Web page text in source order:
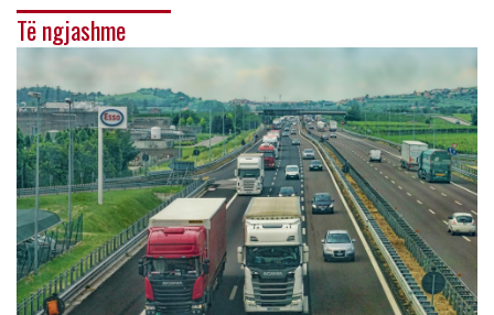
Të ngjashme